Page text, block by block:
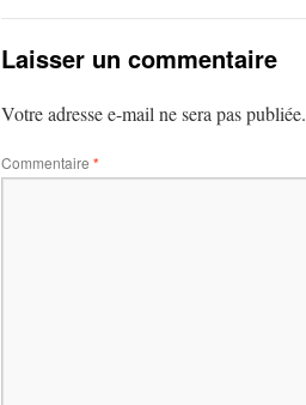
Laisser un commentaire
Votre adresse e-mail ne sera pas publiée.
Commentaire *